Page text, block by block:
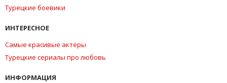
Турецкие боевики
ИНТЕРЕСНОЕ
Самые красивые актеры
Турецкие сериалы про любовь
ИНФОРМАЦИЯ